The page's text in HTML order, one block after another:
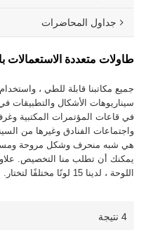
جداول المحاضرات
طاولات متعددة الاستعمالات
جميع مكاتبنا قابلة للطي ،
في قاعات المؤتمرات المكتبية
هي شبه منحرف وشكل مروحة
يمكنك أن تطلب منا التخصيص.
اللوحة ، لدينا 15 لونًا مختلفًا لتختار.
4 نتيجة